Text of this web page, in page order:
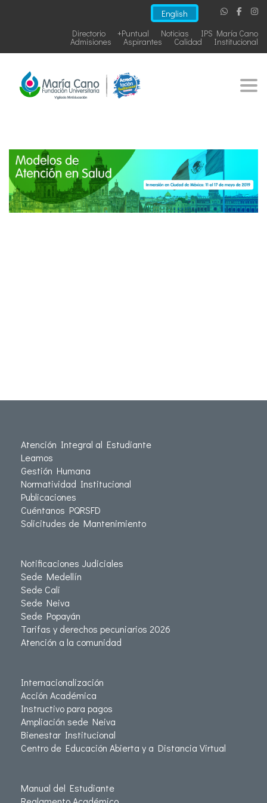
English
IPS María Cano
Noticias
+Puntual
Directorio
Institucional
Calidad
Aspirantes
Admisiones
Atención Integral al Estudiante
Leamos
Gestión Humana
Normatividad Institucional
Publicaciones
Cuéntanos PQRSFD
Solicitudes de Mantenimiento
Notificaciones Judiciales
Sede Medellín
Sede Cali
Sede Neiva
Sede Popayán
Tarifas y derechos pecuniarios 2026
Atención a la comunidad
Internacionalización
Acción Académica
Instructivo para pagos
Ampliación sede Neiva
Bienestar Institucional
Centro de Educación Abierta y a Distancia Virtual
Manual del Estudiante